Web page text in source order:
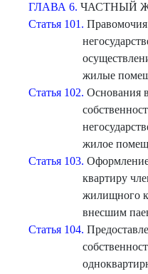
ГЛАВА 6. ЧАСТНЫЙ
Статья 101.
жилые
Статья 102. Основания
жилое
Статья 103. Оформление
квартиру
жилищного
внесшим
Статья 104.